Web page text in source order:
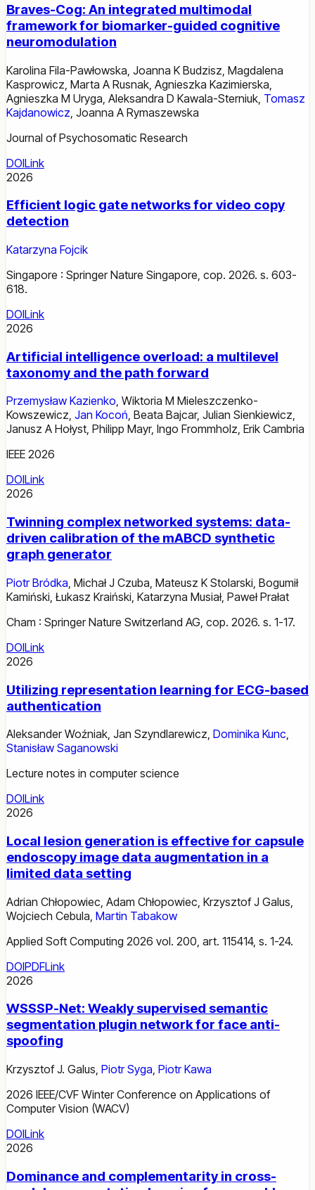
Braves-Cog: An integrated multimodal
framework for biomarker-guided cognitive
neuromodulation
Karolina Fila-Pawłowska Joanna K Budzisz Magdalena
Kasprowicz Marta A Rusnak Agnieszka Kazimierska
Agnieszka M Uryga Aleksandra D Kawala-Sterniuk Tomasz
Kajdanowicz Joanna A Rymaszewska
Journal of Psychosomatic Research
DOILink
2026
Efficient logic gate networks for video copy
detection
Katarzyna Fojcik
Singapore : Springer Nature Singapore, cop. 2026. s. 603-
618.
DOILink
2026
Artificial intelligence overload: a multilevel
taxonomy and the path forward
Przemysław Kazienko, Wiktoria M Mieleszczenko-
Kowszewicz, Jan Kocoń, Beata Bajcar, Julian Sienkiewicz,
Janusz A Hołyst, Philipp Mayr, Ingo Frommholz, Erik Cambria
IEEE 2026
DOILink
2026
Twinning complex networked systems: data-
driven calibration of the mABCD synthetic
graph generator
Piotr Bródka Michał J Czuba Mateusz K Stolarski Bogumił
Kamiński Łukasz Kraiński Katarzyna Musiał, Paweł Prałat
Cham : Springer Nature Switzerland AG, cop. 2026. s. 1-17.
DOILink
2026
Utilizing representation learning for ECG-based
authentication
Aleksander Woźniak, Jan Szyndlarewicz, Dominika Kunc,
Stanisław Saganowski
Lecture notes in computer science
DOILink
2026
Local lesion generation is effective for capsule
endoscopy image data augmentation in a
limited data setting
Adrian Chłopowiec Adam Chłopowiec Krzysztof J Galus
Wojciech Cebula Martin Tabakow
Applied Soft Computing 2026 vol. 200, art. 115414, s. 1-24.
DOIPDFLink
2026
WSSSP-Net: Weakly supervised semantic
segmentation plugin network for face anti-
spoofing
Krzysztof J. Galus, Piotr Syga, Piotr Kawa
2026 IEEE/CVF Winter Conference on Applications of
Computer Vision (WACV)
DOILink
2026
Dominance and complementarity in cross-